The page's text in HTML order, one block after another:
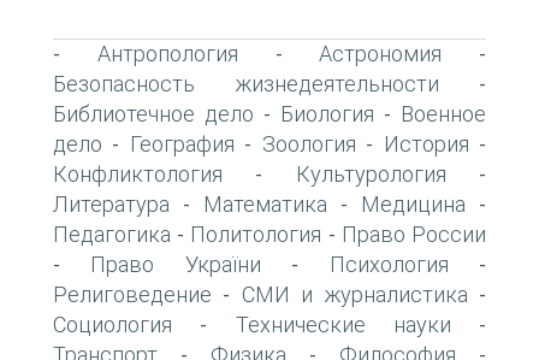
- Антропология -Астрономия -
Безопасность жизнедеятельности -
Библиотечное дело - Биология - Военное
дело - География - Зоология - История -
Конфликтология - Культурология -
Литература - Математика - Медицина -
Педагогика - Политология - Право России
- Право України - Психология -
Религоведение - СМИ и журналистика -
Социология - Технические науки -
Транспорт Физика Философия